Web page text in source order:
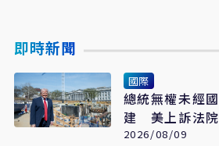
即時新聞
國際
總統無權未經
建 美上訴法
億美元白宮宴會
2026/08/09